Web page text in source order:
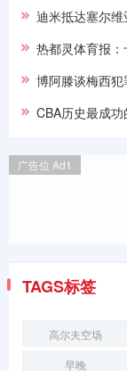
迪米抵达塞尔
热都灵体育报
博阿滕谈梅西犯罪
CBA历史最成
广告位 Ad1
TAGS标签
高尔夫空场
早晚